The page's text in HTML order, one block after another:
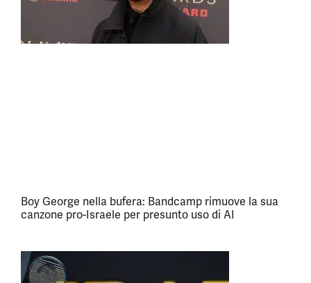
Boy George nella bufera: Bandcamp rimuove la sua
canzone pro-Israele per presunto uso di AI